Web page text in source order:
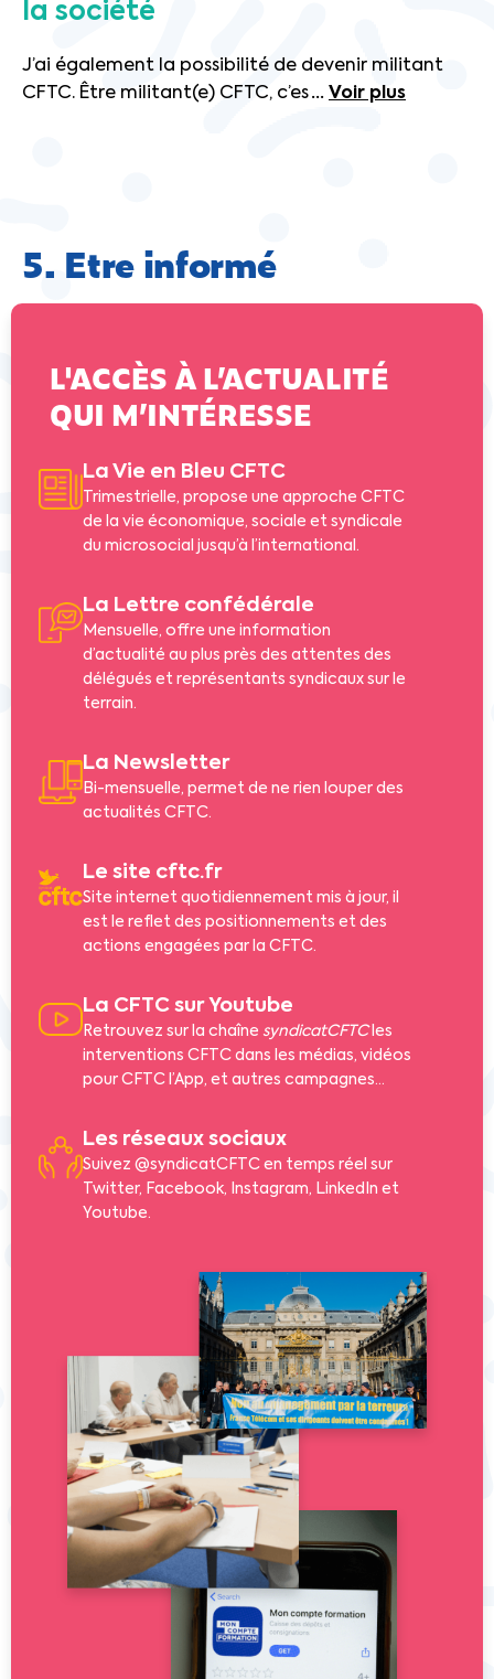
la société
J’ai également la possibilité de devenir militant
CFTC. Être militant(e) CFTC, c’es... Voir plus
5. Etre informé
L'ACCÈS À L’ACTUALITÉ
QUI M’INTÉRESSE
La Vie en Bleu CFTC
Trimestrielle, propose une approche CFTC
de la vie économique, sociale et syndicale
du microsocial jusqu’à l’international.
La Lettre confédérale
Mensuelle, offre une information
d’actualité au plus près des attentes des
délégués et représentants syndicaux sur le
terrain.
La Newsletter
Bi-mensuelle, permet de ne rien louper des
actualités CFTC.
Le site cftc.fr
Site internet quotidiennement mis à jour, il
est le reflet des positionnements et des
actions engagées par la CFTC.
La CFTC sur Youtube
Retrouvez sur la chaîne syndicatCFTCles
interventions CFTC dans les médias, vidéos
pour CFTC l’App, et autres campagnes…
Les réseaux sociaux
Suivez @syndicatCFTC en temps réel sur
Twitter, Facebook, Instagram, LinkedIn et
Youtube.